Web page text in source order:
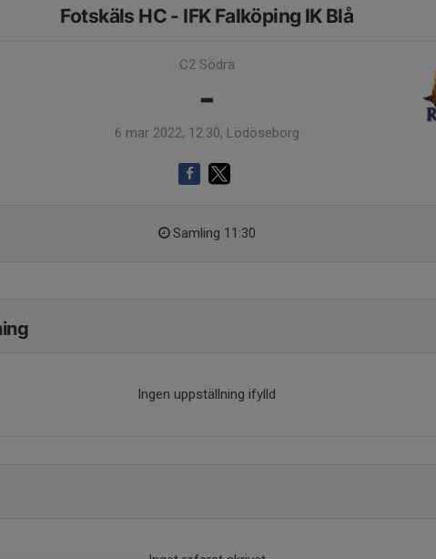
Fotskäls HC - IFK Falköping IK Blå
C2 Södra
-
6 mar 2022, 12:30, Lödöseborg
Samling 11:30
Ingen uppställning ifylld